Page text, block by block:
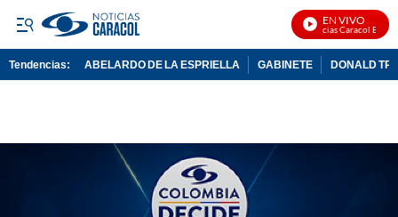
EN VIVO
Noticias Caracol En Vivo
Tendencias: ABELARDO DE LA ESPRIELLA GABINETE DONALD